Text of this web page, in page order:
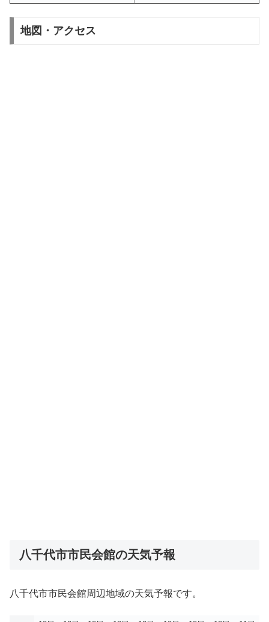
地図・アクセス
八千代市市民会館の天気予報
八千代市市民会館周辺地域の天気予報です。